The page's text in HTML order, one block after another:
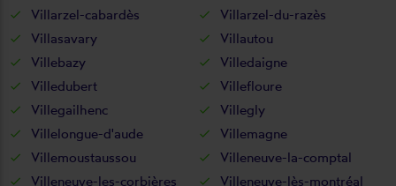
Villarzel-cabardès
Villarzel-du-razès
Villasavary
Villautou
Villebazy
Villedaigne
Villedubert
Villefloure
Villegailhenc
Villegly
Villelongue-d'aude
Villemagne
Villemoustaussou
Villeneuve-la-comptal
Villeneuve-les-corbières
Villeneuve-lès-montréal